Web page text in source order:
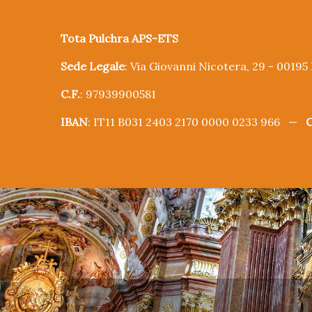
Tota Pulchra APS-ETS
Sede Legale: Via Giovanni Nicotera, 29 - 00195
C.F.: 97939900581
IBAN: IT11 B031 2403 2170 0000 0233 966 —